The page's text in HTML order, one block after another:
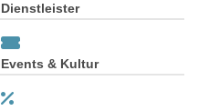
Dienstleister
Events & Kultur